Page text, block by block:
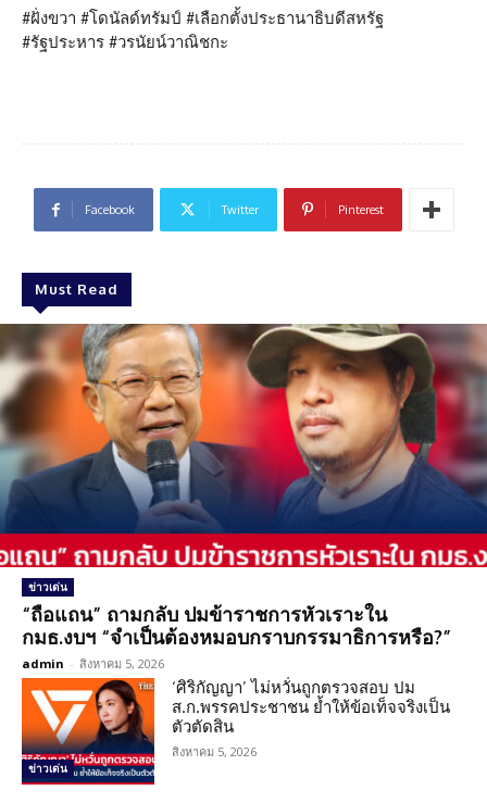
#ฝั่งขวา #โดนัลด์ทรัมป์ #เลือกตั้งประธานาธิบดีสหรัฐ
#รัฐประหาร #วรนัยน์วาณิชกะ
Facebook Twitter Pinterest
Must Read
ข่าวเด่น
“ถือแถน” ถามกลับ ปมข้าราชการหัวเราะใน
กมธ.งบฯ “จำเป็นต้องหมอบกราบกรรมาธิการหรือ?”
admin - สิงหาคม 5, 2026
ข่าวเด่น
‘ศิริกัญญา’ ไม่หวั่นถูกตรวจสอบ ปม
ส.ก.พรรคประชาชน ย้ำให้ข้อเท็จจริงเป็น
ตัวตัดสิน
สิงหาคม 5, 2026